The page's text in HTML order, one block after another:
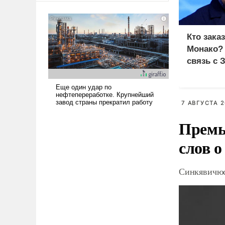
Сложившаяся ситуация
означает многолетний период
уязвимости США, например,
перед Китаем.
Кто
связь с
7 АВГУСТА
слов